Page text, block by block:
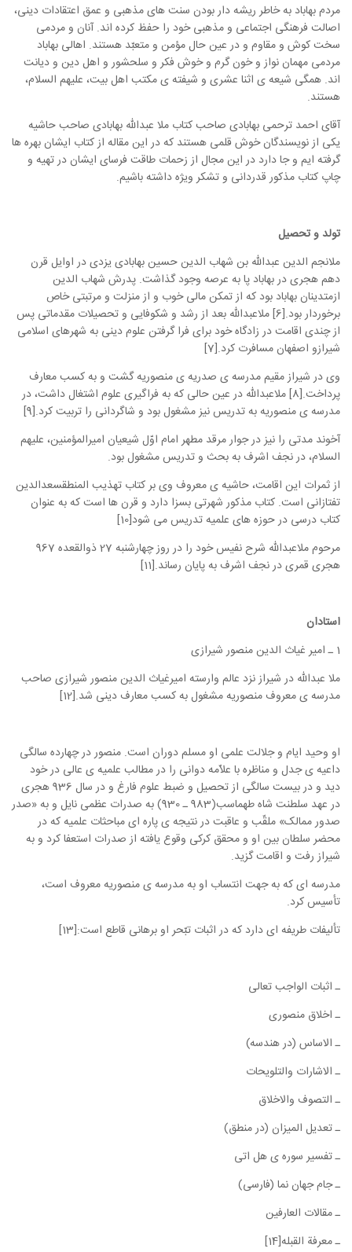
مردم بهاباد به خاطر ریشه دار بودن سنت های مذهبی و عمق اعتقادات دینی،
اصالت فرهنگی اجتماعی و مذهبی خود را حفظ کرده اند. آنان و مردمی
سخت کوش و مقاوم و در عین حال مؤمن و متعبّد هستند. اهالی بهاباد
مردمی مهمان نواز و خون گرم و خوش فکر و سلحشور و اهل دین و دیانت
اند. همگی شیعه ی اثنا عشری و شیفته ی مکتب اهل بیت، علیهم السلام،
هستند.
آقای احمد ترحمی بهابادی صاحب کتاب ملا عبدالله بهابادی صاحب حاشیه
یکی از نویسندگان خوش قلمی هستند که در این مقاله از کتاب ایشان بهره ها
گرفته ایم و جا دارد در این مجال از زحمات طاقت فرسای ایشان در تهیه و
چاپ کتاب مذکور قدردانی و تشکر ویژه داشته باشیم.
تولد و تحصیل
ملانجم الدین عبدالله بن شهاب الدین حسین بهابادی یزدی در اوایل قرن
دهم هجری در بهاباد پا به عرصه وجود گذاشت. پدرش شهاب الدین
ازمتدینان بهاباد بود که از تمکن مالی خوب و از منزلت و مرتبتی خاص
برخوردار بود.[6] ملاعبدالله بعد از رشد و شکوفایی و تحصیلات مقدماتی پس
از چندی اقامت در زادگاه خود برای فرا گرفتن علوم دینی به شهرهای اسلامی
شیرازو اصفهان مسافرت کرد.[7]
وی در شیراز مقیم مدرسه ی صدریه ی منصوریه گشت و به کسب معارف
پرداخت.[8] ملاعبدالله در عین حالی که به فراگیری علوم اشتغال داشت، در
مدرسه ی منصوریه به تدریس نیز مشغول بود و شاگردانی را تربیت کرد.[9]
آخوند مدتی را نیز در جوار مرقد مطهر امام اوّل شیعیان امیرالمؤمنین، علیهم
السلام، در نجف اشرف به بحث و تدریس مشغول بود.
از ثمرات این اقامت، حاشیه ی معروف وی بر کتاب تهذیب المنطقسعدالدین
تفتازانی است. کتاب مذکور شهرتی بسزا دارد و قرن ها است که به عنوان
کتاب درسی در حوزه های علمیه تدریس می شود[10]
مرحوم ملاعبدالله شرح نفیس خود را در روز چهارشنبه 27 ذوالقعده 967
هجری قمری در نجف اشرف به پایان رساند.[11]
استادان
1 ـ امیر غیاث الدین منصور شیرازی
ملا عبدالله در شیراز نزد عالم وارسته امیرغیاث الدین منصور شیرازی صاحب
مدرسه ی معروف منصوریه مشغول به کسب معارف دینی شد.[12]
او وحید ایام و جلالت علمی او مسلم دوران است. منصور در چهارده سالگی
داعیه ی جدل و مناظره با علاّمه دوانی را در مطالب علمیه ی عالی در خود
دید و در بیست سالگی از تحصیل و ضبط علوم فارغ و در سال 936 هجری
در عهد سلطنت شاه طهماسب(983 ـ 930) به صدرات عظمی نایل و به «صدر
صدور ممالک» ملقّب و عاقبت در نتیجه ی پاره ای مباحثات علمیه که در
محضر سلطان بین او و محقق کرکی وقوع یافته از صدرات استعفا کرد و به
شیراز رفت و اقامت گزید.
مدرسه ای که به جهت انتساب او به مدرسه ی منصوریه معروف است،
تأسیس کرد.
تألیفات طریفه ای دارد که در اثبات تبّحر او برهانی قاطع است:[13]
ـ اثبات الواجب تعالی
ـ اخلاق منصوری
ـ الاساس (در هندسه)
ـ الاشارات والتلویحات
ـ التصوف والاخلاق
ـ تعدیل المیزان (در منطق)
ـ تفسیر سوره ی هل اتی
ـ جام جهان نما (فارسی)
ـ مقالات العارفین
ـ معرفة القبله[14]